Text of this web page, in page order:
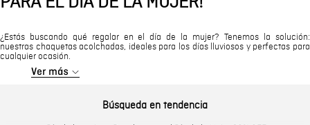
¿Estás buscando qué regalar en el día de la mujer? Tenemos la solución:
nuestras chaquetas acolchadas, ideales para los días lluviosos y perfectas para
cualquier ocasión.
Búsqueda en tendencia